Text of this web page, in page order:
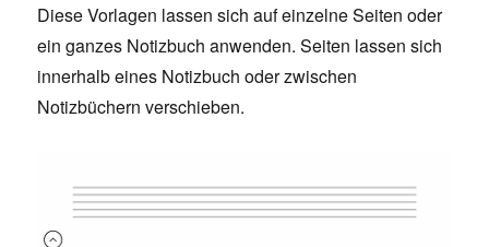
Diese Vorlagen lassen sich auf einzelne Seiten oder
ein ganzes Notizbuch anwenden. Seiten lassen sich
innerhalb eines Notizbuch oder zwischen
Notizbüchern verschieben.